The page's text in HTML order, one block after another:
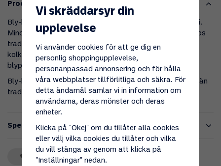
Produktbeskrivning
Specifikationer
Bly-kol batterier är en nyare typ av underhållsfritt batteri.
Mindre risk för blysulfatering av negativa plattorna än hos
traditionella blybatterier. Detta tack vare en
kolkompositförening som täcker den negativa delen av
blyplattorna i batteriet.
Bly-kol batteriet laddas typiskt med något lägre volttal än
traditionella blybatterier. Jämförbart med GEL-batterier.
Spara som favorit
Vi skräddarsyr din
upplevelse
Vi använder cookies för att ge dig en
personlig shoppingupplevelse,
personanpassad annonsering och för hålla
våra webbplatser tillförlitliga och säkra. För
detta ändamål samlar vi in information om
användarna, deras mönster och deras
enheter.
Klicka på "Okej" om du tillåter alla cookies
eller välj vilka cookies du tillåter och vilka
du vill stänga av genom att klicka på
"Inställningar" nedan.